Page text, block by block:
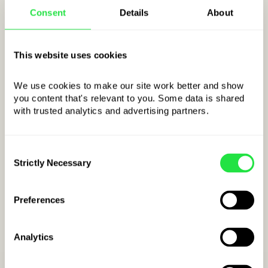
Consent Details About
This website uses cookies
We use cookies to make our site work better and show
you content that's relevant to you. Some data is shared
with trusted analytics and advertising partners.
Selection
Strictly Necessary
Preferences
Analytics
-186,07EUR
(43 065,38 EUR)
ΑΝΟΙΞΕ ΛΟΓΑΡΙΑΣΜΟ ZEN.COM